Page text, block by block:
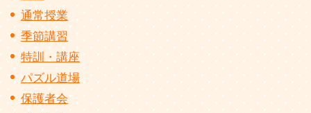
通常授業
季節講習
特訓・講座
パズル道場
保護者会